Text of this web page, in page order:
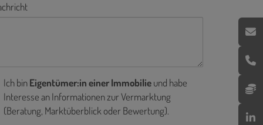
Ich binEigentümer:in einer Immobilieund habe
Interesse an Informationen zur Vermarktung
(Beratung, Marktüberblick oder Bewertung).